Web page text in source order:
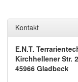
Kontakt
E.N.T.
Kirchhellener Str.
45966 Gladbeck